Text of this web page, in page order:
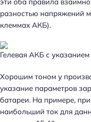
разностью напряжений
клеммах АКБ).
Гелевая АКБ с
Хорошим тоном у
указание параметров
батареи. На примере,
наибольший ток для